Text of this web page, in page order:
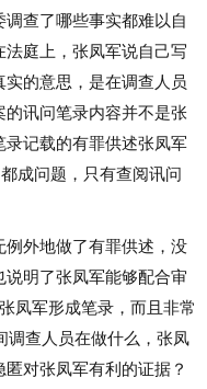
查了哪些事实都难以自
庭上，张凤军说自己写
的意思，是在调查人员
讯问笔录内容并不是张
录记载的有罪供述张凤军
成问题，只有查阅讯问
外地做了有罪供述，没
明了张凤军能够配合审
凤军形成笔录，而且非常
调查人员在做什么，张凤
对张凤军有利的证据？